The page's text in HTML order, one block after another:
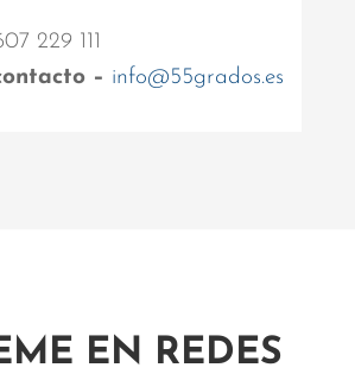
229 111
– info@55grados.es
EN REDES